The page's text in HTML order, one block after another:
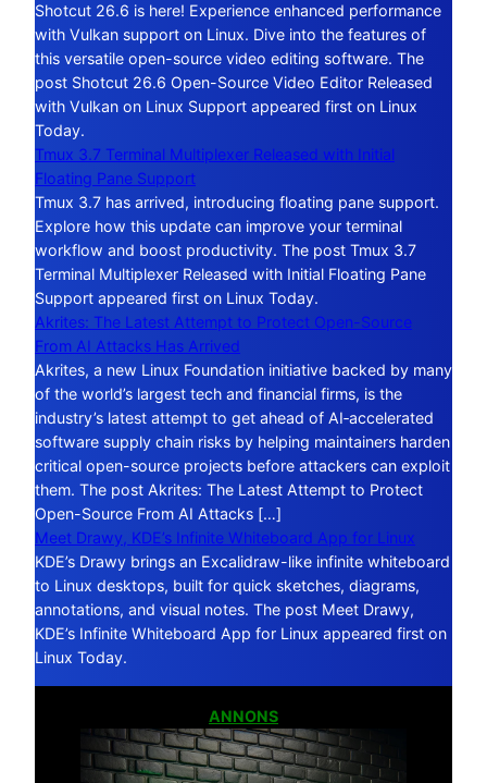
Shotcut 26.6 is here! Experience enhanced performance
with Vulkan support on Linux. Dive into the features of
this versatile open-source video editing software. The
post Shotcut 26.6 Open-Source Video Editor Released
with Vulkan on Linux Support appeared first on Linux
Today.
Tmux 3.7 Terminal Multiplexer Released with Initial
Floating Pane Support
Tmux 3.7 has arrived, introducing floating pane support.
Explore how this update can improve your terminal
workflow and boost productivity. The post Tmux 3.7
Terminal Multiplexer Released with Initial Floating Pane
Support appeared first on Linux Today.
Akrites: The Latest Attempt to Protect Open-Source
From AI Attacks Has Arrived
Akrites, a new Linux Foundation initiative backed by many
of the world’s largest tech and financial firms, is the
industry’s latest attempt to get ahead of AI‑accelerated
software supply chain risks by helping maintainers harden
critical open-source projects before attackers can exploit
them. The post Akrites: The Latest Attempt to Protect
Open-Source From AI Attacks […]
Meet Drawy, KDE’s Infinite Whiteboard App for Linux
KDE’s Drawy brings an Excalidraw-like infinite whiteboard
to Linux desktops, built for quick sketches, diagrams,
annotations, and visual notes. The post Meet Drawy,
KDE’s Infinite Whiteboard App for Linux appeared first on
Linux Today.
ANNONS